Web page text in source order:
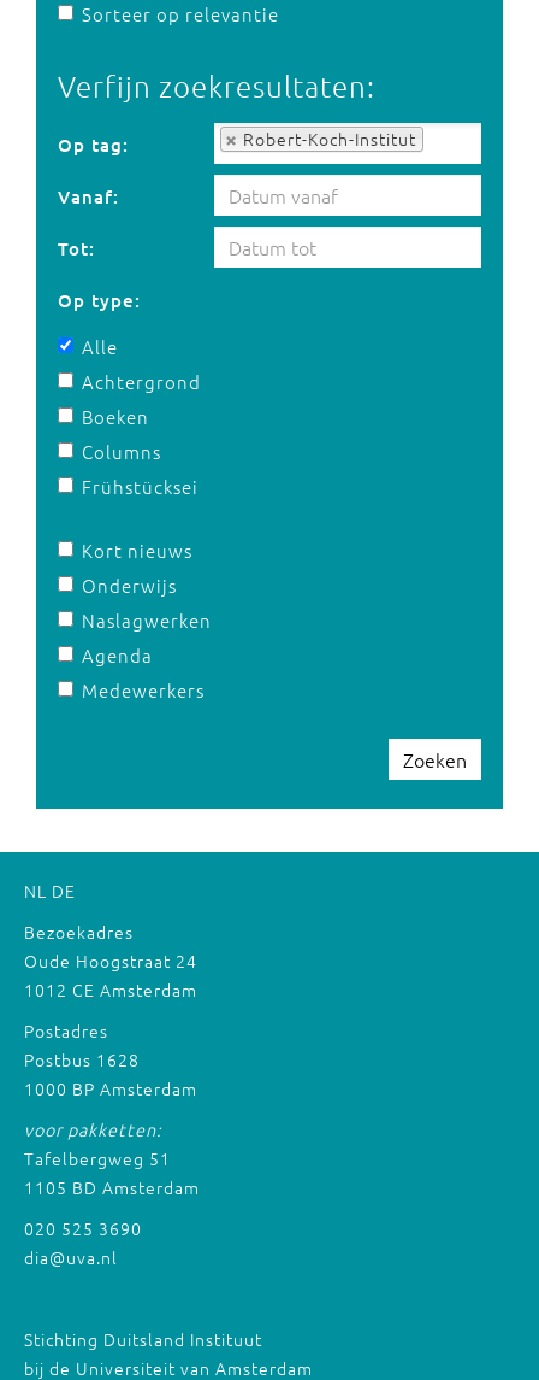
Sorteer op relevantie
Verfijn zoekresultaten:
Op tag: Robert-Koch-Institut
Op tag:
Vanaf:
Tot:
Op type:
Alle
Achtergrond
Boeken
Columns
Frühstücksei
Kort nieuws
Onderwijs
Naslagwerken
Agenda
Medewerkers
Zoeken
NL DE
Bezoekadres
Oude Hoogstraat 24
1012 CE Amsterdam
Postadres
Postbus 1628
1000 BP Amsterdam
voor pakketten:
Tafelbergweg 51
1105 BD Amsterdam
020 525 3690
dia@uva.nl
Stichting Duitsland Instituut
bij de Universiteit van Amsterdam